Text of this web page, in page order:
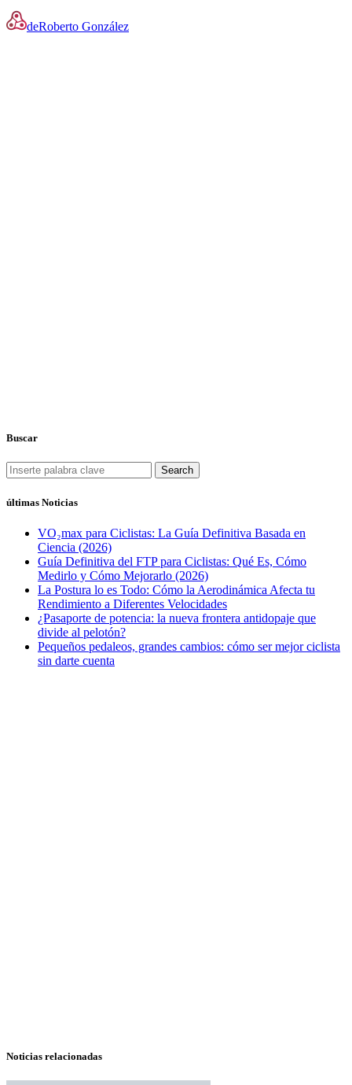
deRoberto González
Buscar
Search
últimas Noticias
VO₂max para Ciclistas: La Guía Definitiva Basada en
Ciencia (2026)
Guía Definitiva del FTP para Ciclistas: Qué Es, Cómo
Medirlo y Cómo Mejorarlo (2026)
La Postura lo es Todo: Cómo la Aerodinámica Afecta tu
Rendimiento a Diferentes Velocidades
¿Pasaporte de potencia: la nueva frontera antidopaje que
divide al pelotón?
Pequeños pedaleos, grandes cambios: cómo ser mejor ciclista
sin darte cuenta
Noticias relacionadas